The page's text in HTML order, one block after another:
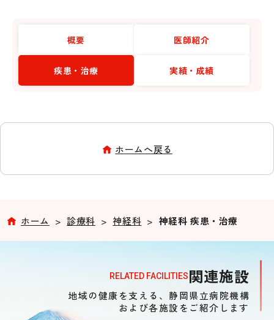
概要 医師紹介
疾患・治療 実績・成績
ホームへ戻る
ホーム >診療科 >神経科 > 神経科 疾患・治療
RELATED FACILITIES関連施設
地域の健康を支える、静岡県立病院機構
および各施設をご紹介します